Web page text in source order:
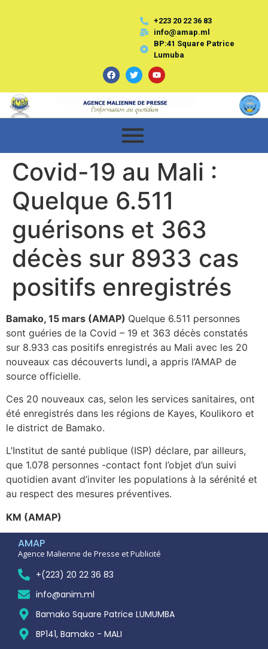
+223 20 22 36 83
info@amap.ml
BP:41 Square Patrice
Lumuba
Covid-19 au Mali :
Quelque 6.511
guérisons et 363
décès sur 8933 cas
positifs enregistrés
Bamako, 15 mars (AMAP) Quelque 6.511 personnes
sont guéries de la Covid – 19 et 363 décès constatés
sur 8.933 cas positifs enregistrés au Mali avec les 20
nouveaux cas découverts lundi, a appris l’AMAP de
source officielle.
Ces 20 nouveaux cas, selon les services sanitaires, ont
été enregistrés dans les régions de Kayes, Koulikoro et
le district de Bamako.
L’Institut de santé publique (ISP) déclare, par ailleurs,
que 1.078 personnes -contact font l’objet d’un suivi
quotidien avant d’inviter les populations à la sérénité et
au respect des mesures préventives.
KM (AMAP)
AMAP
Agence Malienne de Presse et Publicité
+(223) 20 22 36 83
info@anim.ml
Bamako Square Patrice LUMUMBA
BP141, Bamako - MALI